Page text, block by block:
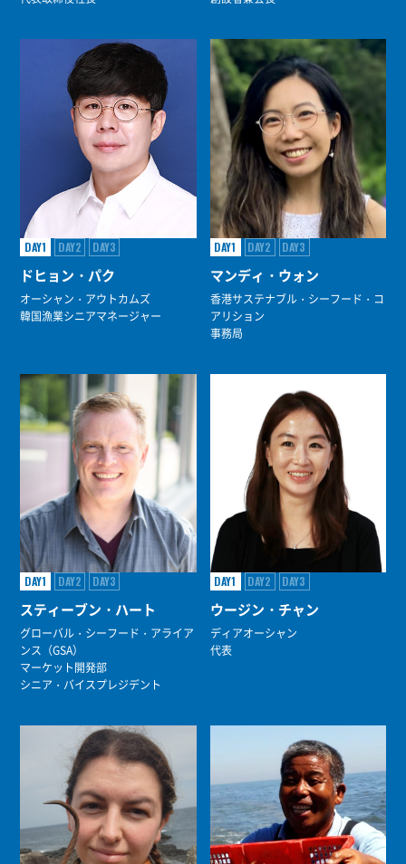
DAY1 DAY2 DAY3
ドヒョン・パク
オーシャン・アウトカムズ
韓国漁業シニアマネージャー
DAY1 DAY2 DAY3
マンディ・ウォン
香港サステナブル・シーフード・コ
アリション
事務局
DAY1 DAY2 DAY3
スティーブン・ハート
グローバル・シーフード・アライア
ンス（GSA）
マーケット開発部
シニア・バイスプレジデント
DAY1 DAY2 DAY3
ウージン・チャン
ディアオーシャン
代表